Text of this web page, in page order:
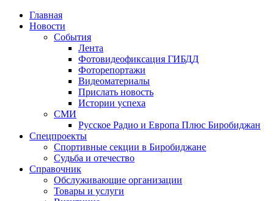
Главная
Новости
События
Лента
Фотовидеофиксация ГИБДД
Фоторепортажи
Видеоматериалы
Прислать новость
Истории успеха
СМИ
Русское Радио и Европа Плюс Биробиджан
Спецпроекты
Спортивные секции в Биробиджане
Судьба и отечество
Справочник
Обслуживающие организации
Товары и услуги